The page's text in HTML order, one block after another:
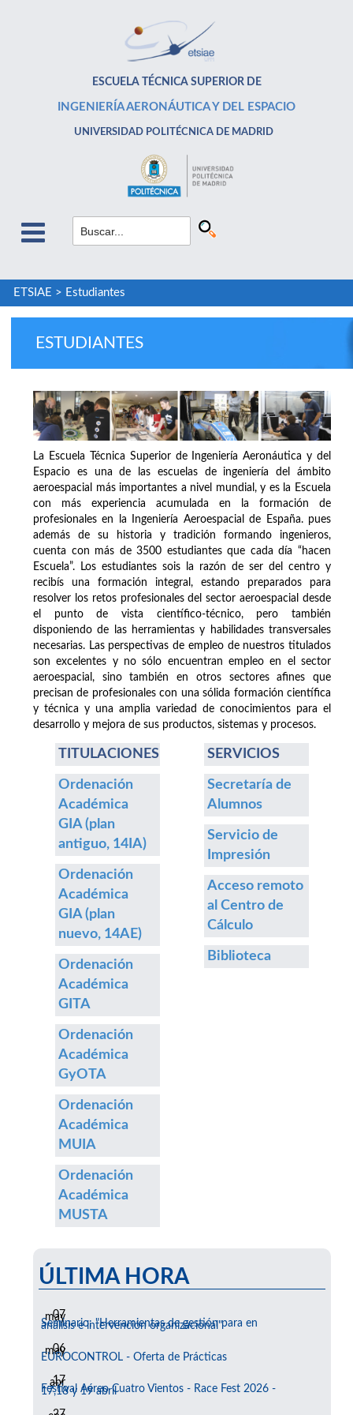
ESCUELA TÉCNICA SUPERIOR DE
INGENIERÍA AERONÁUTICA Y DEL ESPACIO
UNIVERSIDAD POLITÉCNICA DE MADRID
ETSIAE > Estudiantes
ESTUDIANTES
La Escuela Técnica Superior de Ingeniería Aeronáutica y del
Espacio es una de las escuelas de ingeniería del ámbito
aeroespacial más importantes a nivel mundial, y es la Escuela
con más experiencia acumulada en la formación de
profesionales en la Ingeniería Aeroespacial de España. pues
además de su historia y tradición formando ingenieros,
cuenta con más de 3500 estudiantes que cada día “hacen
Escuela”. Los estudiantes sois la razón de ser del centro y
recibís una formación integral, estando preparados para
resolver los retos profesionales del sector aeroespacial desde
el punto de vista científico-técnico, pero también
disponiendo de las herramientas y habilidades transversales
necesarias. Las perspectivas de empleo de nuestros titulados
son excelentes y no sólo encuentran empleo en el sector
aeroespacial, sino también en otros sectores afines que
precisan de profesionales con una sólida formación científica
y técnica y una amplia variedad de conocimientos para el
desarrollo y mejora de sus productos, sistemas y procesos.
TITULACIONES
Ordenación
Académica
GIA (plan
antiguo, 14IA)
Ordenación
Académica
GIA (plan
nuevo, 14AE)
Ordenación
Académica
GITA
Ordenación
Académica
GyOTA
Ordenación
Académica
MUIA
Ordenación
Académica
MUSTA
SERVICIOS
Secretaría de
Alumnos
Servicio de
Impresión
Acceso remoto
al Centro de
Cálculo
Biblioteca
ÚLTIMA HORA
07
may
Seminario: "Herramientas de gestión para en
análisis e intervención organizacional"
06
may
EUROCONTROL - Oferta de Prácticas
17
abr
Festival Aéreo Cuatro Vientos - Race Fest 2026 -
17,18 y 19 abril